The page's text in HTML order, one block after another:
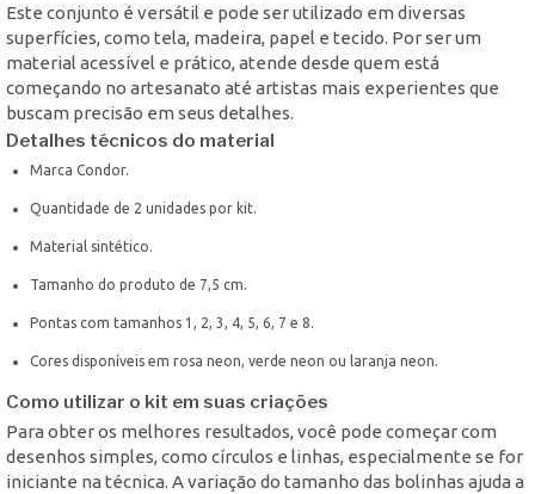
Este conjunto é versátil e pode ser utilizado em diversas
superfícies, como tela, madeira, papel e tecido. Por ser um
material acessível e prático, atende desde quem está
começando no artesanato até artistas mais experientes que
buscam precisão em seus detalhes.
Detalhes técnicos do material
Marca Condor.
Quantidade de 2 unidades por kit.
Material sintético.
Tamanho do produto de 7,5 cm.
Pontas com tamanhos 1, 2, 3, 4, 5, 6, 7 e 8.
Cores disponíveis em rosa neon, verde neon ou laranja neon.
Como utilizar o kit em suas criações
Para obter os melhores resultados, você pode começar com
desenhos simples, como círculos e linhas, especialmente se for
iniciante na técnica. A variação do tamanho das bolinhas ajuda a